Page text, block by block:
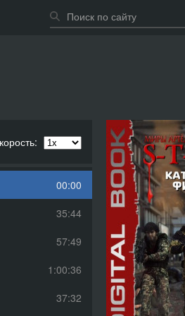
00:00
35:44
57:49
1:00:36
37:32